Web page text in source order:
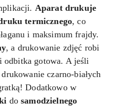
Aparat drukuje
termicznego, co
i maksimum frajdy.
, a drukowanie zdjęć robi
gotowa. A jeśli
czarno-białych
Dodatkowo w
dosamodzielnego